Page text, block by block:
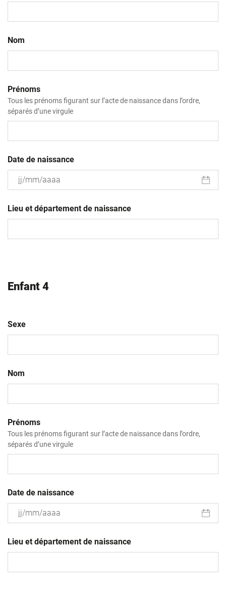
Nom
Prénoms
Tous les prénoms figurant sur l’acte de naissance dans l’ordre,
séparés d’une virgule
Date de naissance
slash
MM
Lieu et département de naissance
Enfant 4
Sexe
Nom
Prénoms
Tous les prénoms figurant sur l’acte de naissance dans l’ordre,
séparés d’une virgule
Date de naissance
slash
MM
Lieu et département de naissance